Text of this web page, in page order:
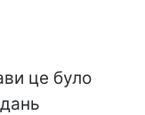
це було